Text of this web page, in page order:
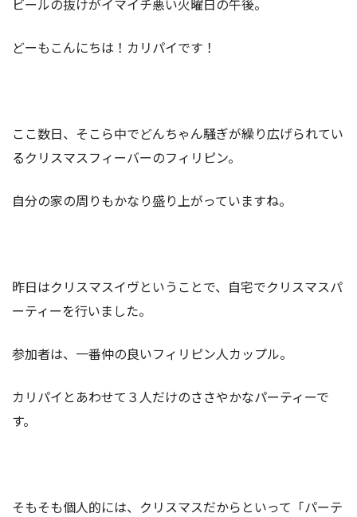
どーもこんにちは！カリパイです！
ここ数日、そこら中でどんちゃん騒ぎが繰り広げられてい
るクリスマスフィーバーのフィリピン。
自分の家の周りもかなり盛り上がっていますね。
昨日はクリスマスイヴということで、自宅でクリスマスパ
ーティーを行いました。
参加者は、一番仲の良いフィリピン人カップル。
カリパイとあわせて３人だけのささやかなパーティーで
す。
そもそも個人的には、クリスマスだからといって「パーテ